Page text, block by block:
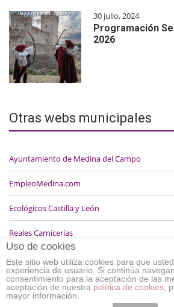
30 julio, 2024
Programación
2026
Otras webs municipales
Ayuntamiento de Medina del Campo
EmpleoMedina.com
Ecológicos Castilla y León
Reales Carnicerías
Política de cookies- Aviso legal-Política de
Uso de cookies
Este sitio web utiliza cookies para que
experiencia de usuario. Si continúa
consentimiento para la aceptación de las
aceptación de nuestra política de cookies ,
mayor información.